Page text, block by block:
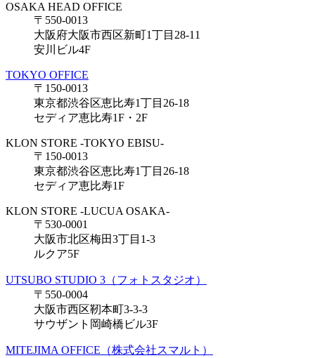
OSAKA HEAD OFFICE
〒550-0013
大阪府大阪市西区新町1丁目28-11
安川ビル4F
TOKYO OFFICE
〒150-0013
東京都渋谷区恵比寿1丁目26-18
セディア恵比寿1F・2F
KLON STORE -TOKYO EBISU-
〒150-0013
東京都渋谷区恵比寿1丁目26-18
セディア恵比寿1F
KLON STORE -LUCUA OSAKA-
〒530-0001
大阪市北区梅田3丁目1-3
ルクア5F
UTSUBO STUDIO 3（フォトスタジオ）
〒550-0004
大阪市西区靭本町3-3-3
サウザント岡崎橋ビル3F
MITEJIMA OFFICE（株式会社スマルト）